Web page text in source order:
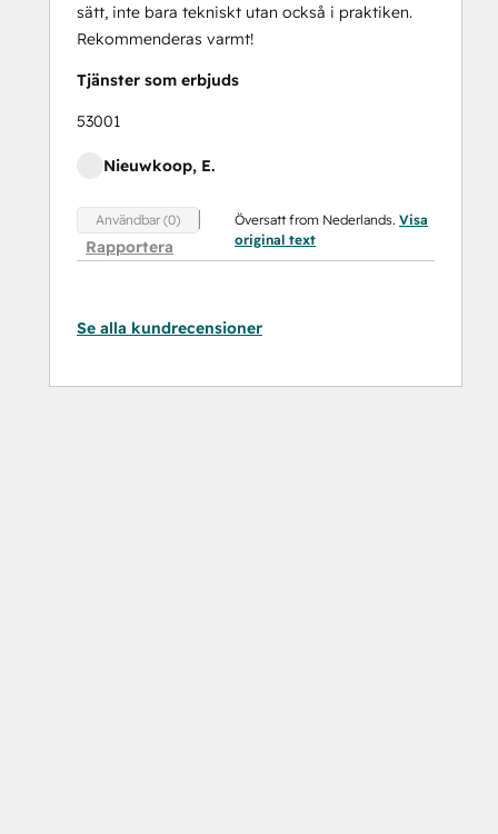
sätt, inte bara tekniskt utan också i praktiken.
Rekommenderas varmt!
Tjänster som erbjuds
53001
Nieuwkoop, E.
Användbar (0)
Rapportera
Översatt from Nederlands. Visa
original text
Se alla kundrecensioner